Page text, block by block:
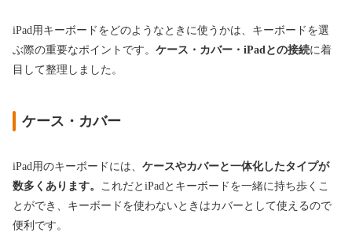
iPad用キーボードをどのようなときに使うかは、キーボードを選
ぶ際の重要なポイントです。 ケース・カバー・iPadとの接続に着
目して整理しました。
ケース・カバー
iPad用のキーボードには、 ケースやカバーと一体化したタイプが
数多くあります。
これだとiPadとキーボードを一緒に持ち歩くこ
とができ、キーボードを使わないときはカバーとして使えるので
便利です。